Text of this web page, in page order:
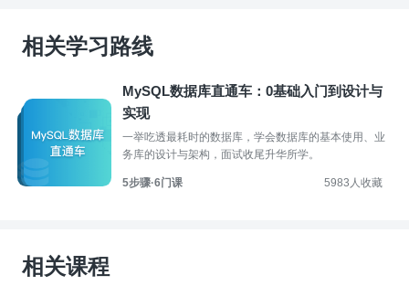
相关学习路线
MySQL数据库直通车：0基础入门到设计与
实现
一举吃透最耗时的数据库，学会数据库的基本使用、业
务库的设计与架构，面试收尾升华所学。
5步骤·6门课 5983人收藏
相关课程